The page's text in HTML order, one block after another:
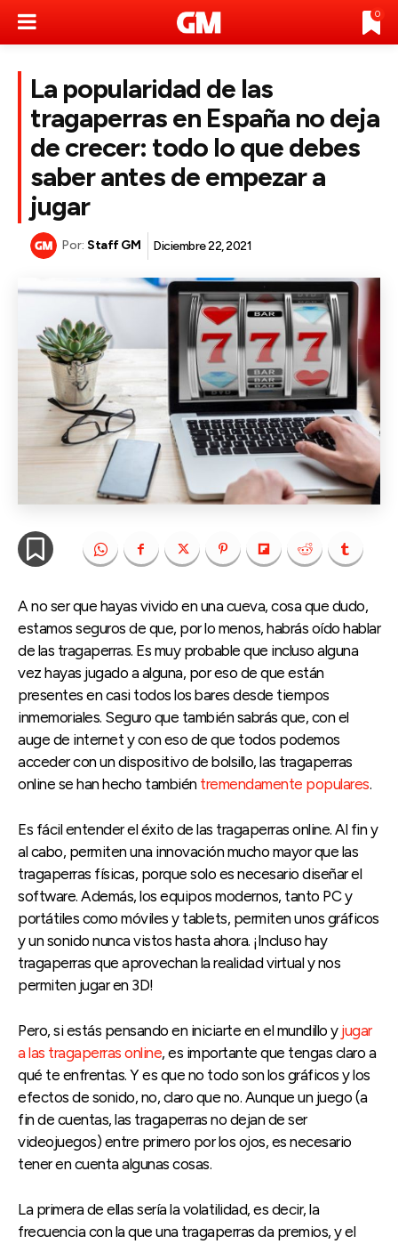
0
La popularidad de las
tragaperras en España no deja
de crecer: todo lo que debes
saber antes de empezar a
jugar
Por: Staff GM Diciembre 22, 2021
A no ser que hayas vivido en una cueva, cosa que dudo,
estamos seguros de que, por lo menos, habrás oído hablar
de las tragaperras. Es muy probable que incluso alguna
vez hayas jugado a alguna, por eso de que están
presentes en casi todos los bares desde tiempos
inmemoriales. Seguro que también sabrás que, con el
auge de internet y con eso de que todos podemos
acceder con un dispositivo de bolsillo, las tragaperras
online se han hecho también tremendamente populares.
Es fácil entender el éxito de las tragaperras online. Al fin y
al cabo, permiten una innovación mucho mayor que las
tragaperras físicas, porque solo es necesario diseñar el
software. Además, los equipos modernos, tanto PC y
portátiles como móviles y tablets, permiten unos gráficos
y un sonido nunca vistos hasta ahora. ¡Incluso hay
tragaperras que aprovechan la realidad virtual y nos
permiten jugar en 3D!
Pero, si estás pensando en iniciarte en el mundillo y jugar
a las tragaperras online, es importante que tengas claro a
qué te enfrentas. Y es que no todo son los gráficos y los
efectos de sonido, no, claro que no. Aunque un juego (a
fin de cuentas, las tragaperras no dejan de ser
videojuegos) entre primero por los ojos, es necesario
tener en cuenta algunas cosas.
La primera de ellas sería la volatilidad, es decir, la
frecuencia con la que una tragaperras da premios, y el